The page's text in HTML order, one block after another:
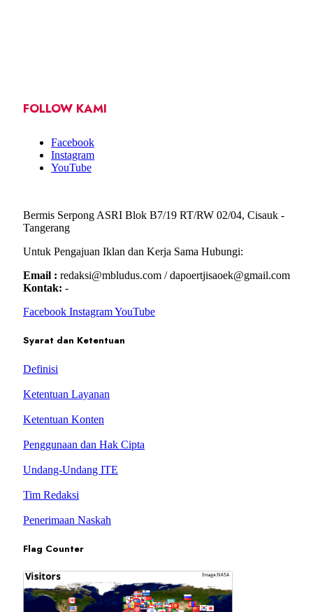
FOLLOW KAMI
Facebook
Instagram
YouTube
Bermis Serpong ASRI Blok B7/19 RT/RW 02/04, Cisauk -
Tangerang
Untuk Pengajuan Iklan dan Kerja Sama Hubungi:
Email : redaksi@mbludus.com / dapoertjisaoek@gmail.com
Kontak: -
Facebook InstagramYouTube
Syarat dan Ketentuan
Definisi
Ketentuan Layanan
Ketentuan Konten
Penggunaan dan Hak Cipta
Undang-Undang ITE
Tim Redaksi
Penerimaan Naskah
Flag Counter